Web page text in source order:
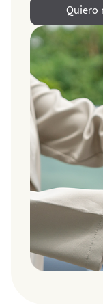
Quiero